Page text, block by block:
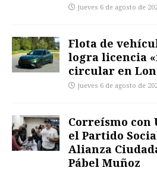
jueves 6 de agosto de
Flota de
logra licencia
circular en
jueves 6 de agosto de
Correísmo con
el Partido
Alianza
Pábel Muñoz